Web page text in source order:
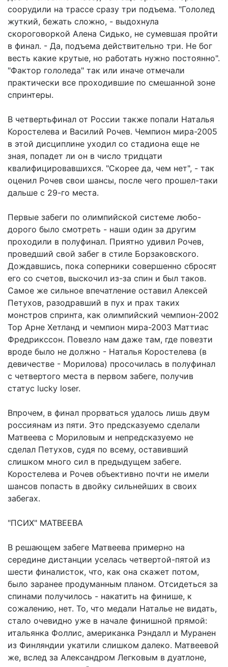
соорудили на трассе сразу три подъема. "Гололед
жуткий, бежать сложно, - выдохнула
скороговоркой Алена Сидько, не сумевшая пройти
в финал. - Да, подъема действительно три. Не бог
весть какие крутые, но работать нужно постоянно".
"Фактор гололеда" так или иначе отмечали
практически все проходившие по смешанной зоне
спринтеры.
В четвертьфинал от России также попали Наталья
Коростелева и Василий Рочев. Чемпион мира-2005
в этой дисциплине уходил со стадиона еще не
зная, попадет ли он в число тридцати
квалифицировавшихся. "Скорее да, чем нет", - так
оценил Рочев свои шансы, после чего прошел-таки
дальше с 29-го места.
Первые забеги по олимпийской системе любо-
дорого было смотреть - наши один за другим
проходили в полуфинал. Приятно удивил Рочев,
проведший свой забег в стиле Борзаковского.
Дождавшись, пока соперники совершенно сбросят
его со счетов, выскочил из-за спин и был таков.
Самое же сильное впечатление оставил Алексей
Петухов, разодравший в пух и прах таких
монстров спринта, как олимпийский чемпион-2002
Тор Арне Хетланд и чемпион мира-2003 Маттиас
Фредрикссон. Повезло нам даже там, где повезти
вроде было не должно - Наталья Коростелева (в
девичестве - Морилова) просочилась в полуфинал
с четвертого места в первом забеге, получив
статус lucky loser.
Впрочем, в финал прорваться удалось лишь двум
россиянам из пяти. Это предсказуемо сделали
Матвеева с Мориловым и непредсказуемо не
сделал Петухов, судя по всему, оставивший
слишком много сил в предыдущем забеге.
Коростелева и Рочев объективно почти не имели
шансов попасть в двойку сильнейших в своих
забегах.
"ПСИХ" МАТВЕЕВА
В решающем забеге Матвеева примерно на
середине дистанции уселась четвертой-пятой из
шести финалисток, что, как она скажет потом,
было заранее продуманным планом. Отсидеться за
спинами получилось - накатить на финише, к
сожалению, нет. То, что медали Наталье не видать,
стало очевидно уже в начале финишной прямой:
итальянка Фоллис, американка Рэндалл и Муранен
из Финляндии укатили слишком далеко. Матвеевой
же, вслед за Александром Легковым в дуатлоне,